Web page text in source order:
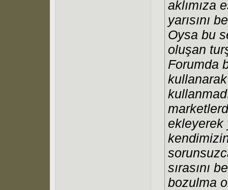
aklımıza
yarısını
Oysa bu
oluşan
Forumda
kullanarak
ekleyerek
sırasını
bozulma